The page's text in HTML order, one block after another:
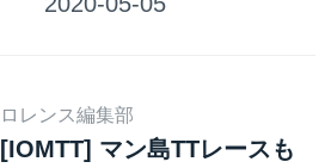
も、同様に中止となったこと
ロレンス編集部
[IOMTT] マン島TTレースも